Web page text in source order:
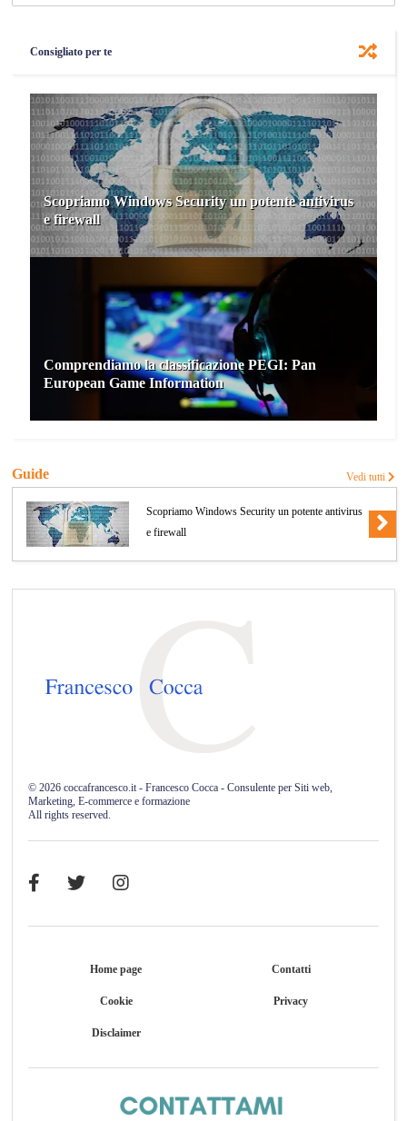
Consigliato per te
Scopriamo Windows Security un potente antivirus
e firewall
Comprendiamo la classificazione PEGI: Pan
European Game Information
Guide Vedi tutti
Scopriamo Windows Security un potente antivirus
e firewall
©2026 coccafrancesco.it - Francesco Cocca - Consulente per Siti web,
Marketing, E-commerce e formazione
All rights reserved.
Home page Contatti
Cookie Privacy
Disclaimer